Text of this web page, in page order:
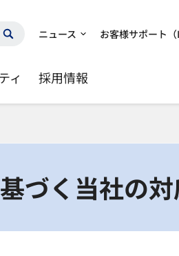
ィ 採用情報
ニュース お客様サポート（
づく当社の